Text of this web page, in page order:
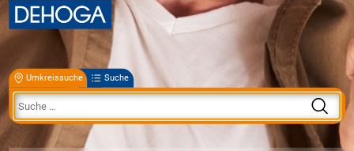
Umkreissuche Suche